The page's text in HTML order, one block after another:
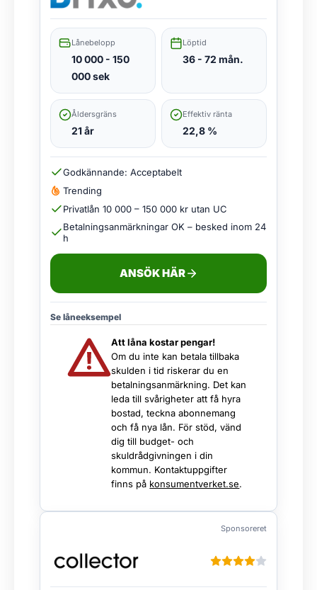
Lånebelopp
10 000 - 150
000 sek
Löptid
36 - 72 mån.
Åldersgräns
21 år
Effektiv ränta
22,8 %
Godkännande: Acceptabelt
Trending
Privatlån 10 000 – 150 000 kr utan UC
Betalningsanmärkningar OK – besked inom 24
h
ANSÖK HÄR
Se låneeksempel
Att låna kostar pengar!
Om du inte kan betala tillbaka
skulden i tid riskerar du en
betalningsanmärkning. Det kan
leda till svårigheter att få hyra
bostad, teckna abonnemang
och få nya lån. För stöd, vänd
dig till budget- och
skuldrådgivningen i din
kommun. Kontaktuppgifter
finns på konsumentverket.se.
Sponsoreret